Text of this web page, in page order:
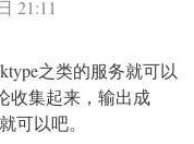
21:11
之类的服务就可以
收集起来，输出成
可以吧。